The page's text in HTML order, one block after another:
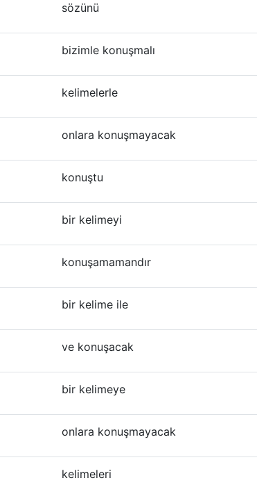
sözünü
bizimle konuşmalı
kelimelerle
onlara konuşmayacak
konuştu
bir kelimeyi
konuşamamandır
bir kelime ile
ve konuşacak
bir kelimeye
onlara konuşmayacak
kelimeleri